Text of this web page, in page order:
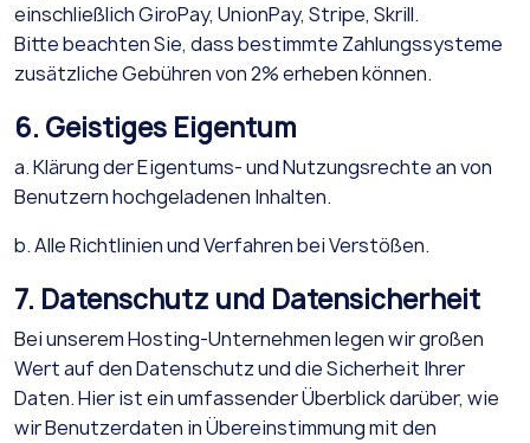
einschließlich GiroPay, UnionPay, Stripe, Skrill.
Bitte beachten Sie, dass bestimmte Zahlungssysteme
zusätzliche Gebühren von 2% erheben können.
6. Geistiges Eigentum
a. Klärung der Eigentums- und Nutzungsrechte an von
Benutzern hochgeladenen Inhalten.
b. Alle Richtlinien und Verfahren bei Verstößen.
7. Datenschutz und Datensicherheit
Bei unserem Hosting-Unternehmen legen wir großen
Wert auf den Datenschutz und die Sicherheit Ihrer
Daten. Hier ist ein umfassender Überblick darüber, wie
wir Benutzerdaten in Übereinstimmung mit den